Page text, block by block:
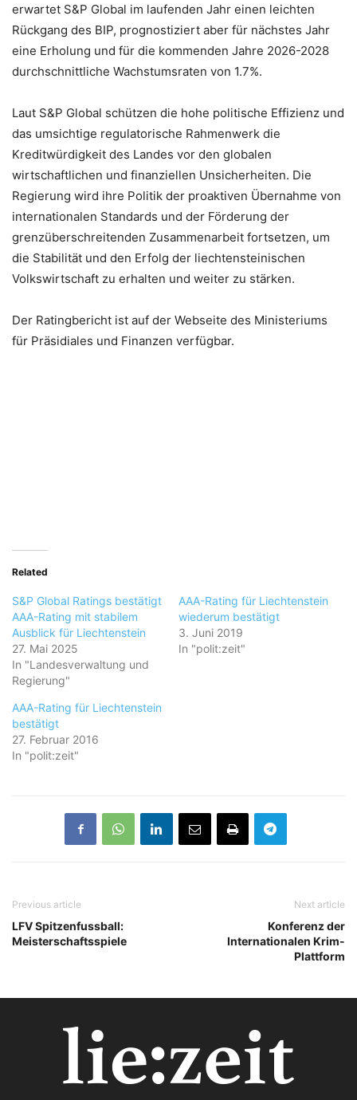
erwartet S&P Global im laufenden Jahr einen leichten
Rückgang des BIP, prognostiziert aber für nächstes Jahr
eine Erholung und für die kommenden Jahre 2026-2028
durchschnittliche Wachstumsraten von 1.7%.
Laut S&P Global schützen die hohe politische Effizienz und
das umsichtige regulatorische Rahmenwerk die
Kreditwürdigkeit des Landes vor den globalen
wirtschaftlichen und finanziellen Unsicherheiten. Die
Regierung wird ihre Politik der proaktiven Übernahme von
internationalen Standards und der Förderung der
grenzüberschreitenden Zusammenarbeit fortsetzen, um
die Stabilität und den Erfolg der liechtensteinischen
Volkswirtschaft zu erhalten und weiter zu stärken.
Der Ratingbericht ist auf der Webseite des Ministeriums
für Präsidiales und Finanzen verfügbar.
Related
S&P Global Ratings bestätigt
AAA-Rating mit stabilem
Ausblick für Liechtenstein
27. Mai 2025
In "Landesverwaltung und
Regierung"
AAA-Rating für Liechtenstein
wiederum bestätigt
3. Juni 2019
In "polit:zeit"
AAA-Rating für Liechtenstein
bestätigt
27. Februar 2016
In "polit:zeit"
Previous article
LFV Spitzenfussball:
Meisterschaftsspiele
Next article
Konferenz der
Internationalen Krim-
Plattform